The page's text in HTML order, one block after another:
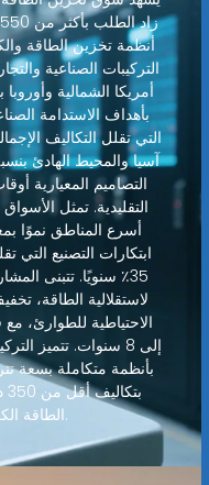
التركيبات الصناعية
بأهداف الاستدامة
التقليدية. تمثل
ابتكارات التصنيع التي
35٪ سنويًا. تتبنى
لاستقلالية الطاقة،
إلى 8 سنوات. تتميز
الطاقة الكاملة للمشاريع الصناعية.